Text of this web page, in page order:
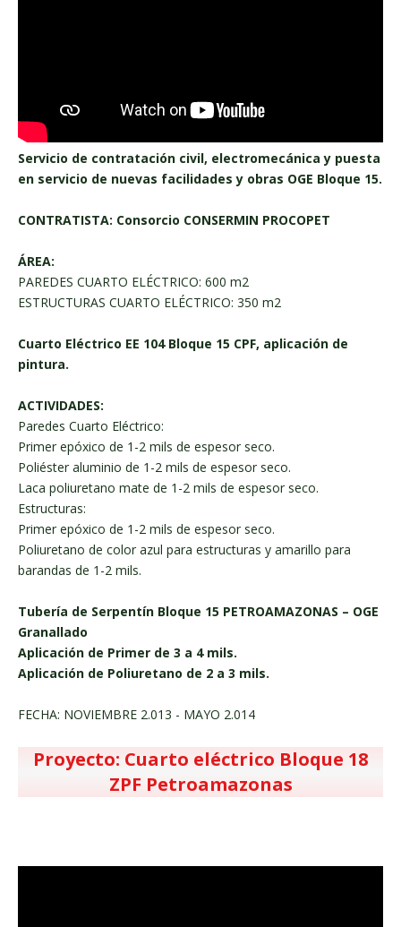
Servicio de contratación civil, electromecánica y puesta
en servicio de nuevas facilidades y obras OGE Bloque 15.
CONTRATISTA: Consorcio CONSERMIN PROCOPET
ÁREA:
PAREDES CUARTO ELÉCTRICO: 600 m2
ESTRUCTURAS CUARTO ELÉCTRICO: 350 m2
Cuarto Eléctrico EE 104 Bloque 15 CPF, aplicación de
pintura.
ACTIVIDADES:
Paredes Cuarto Eléctrico:
Primer epóxico de 1-2 mils de espesor seco.
Poliéster aluminio de 1-2 mils de espesor seco.
Laca poliuretano mate de 1-2 mils de espesor seco.
Estructuras:
Primer epóxico de 1-2 mils de espesor seco.
Poliuretano de color azul para estructuras y amarillo para
barandas de 1-2 mils.
Tubería de Serpentín Bloque 15 PETROAMAZONAS – OGE
Granallado
Aplicación de Primer de 3 a 4 mils.
Aplicación de Poliuretano de 2 a 3 mils.
FECHA: NOVIEMBRE 2.013 - MAYO 2.014
Proyecto: Cuarto eléctrico Bloque 18
ZPF Petroamazonas